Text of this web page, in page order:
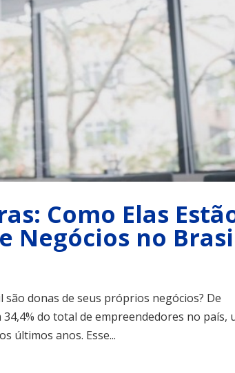
Como Elas
Negócios no
donas de seus próprios negócios? De
do total de empreendedores no país,
últimos anos. Esse...